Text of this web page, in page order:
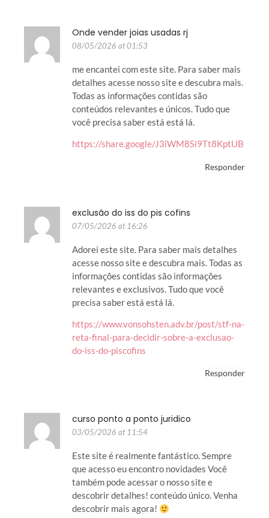
Onde vender joias usadas rj
08/05/2026 at 01:53
me encantei com este site. Para saber mais
detalhes acesse nosso site e descubra mais.
Todas as informações contidas são
conteúdos relevantes e únicos. Tudo que
você precisa saber está está lá.
https://share.google/J3iWM8Si9Tt8KptUB
Responder
exclusão do iss do pis cofins
07/05/2026 at 16:26
Adorei este site. Para saber mais detalhes
acesse nosso site e descubra mais. Todas as
informações contidas são informações
relevantes e exclusivos. Tudo que você
precisa saber está está lá.
https://www.vonsohsten.adv.br/post/stf-na-
reta-final-para-decidir-sobre-a-exclusao-
do-iss-do-piscofins
Responder
curso ponto a ponto juridico
03/05/2026 at 11:54
Este site é realmente fantástico. Sempre
que acesso eu encontro novidades Você
também pode acessar o nosso site e
descobrir detalhes! conteúdo único. Venha
descobrir mais agora!